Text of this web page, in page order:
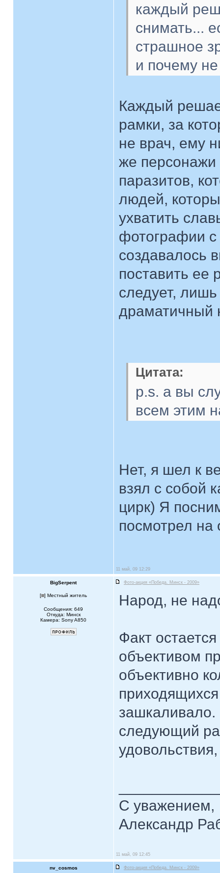
каждый
снимать...
страшное
и почему
Каждый
рамки, за
не врач, ему
же
паразитов,
людей,
ухватить
фотографии
создавалось
поставить ее
следует,
драматичный
Цитата:
p.s. а вы
всем этим
Нет, я шел к
взял с собой
цирк) Я
посмотрел на
11 май, 09 12:29
BigSerpent Фото-акция «Победа. Минск - 2009»
[ ] Местный житель
Сообщения: 649
Откуда: Минск
Камера: Sony A850
Народ, не
Факт
объективом
объективно
следующий
С уважением,
Александр
11 май, 09 12:45
nv_cosmos Фото-акция «Победа. Минск - 2009»